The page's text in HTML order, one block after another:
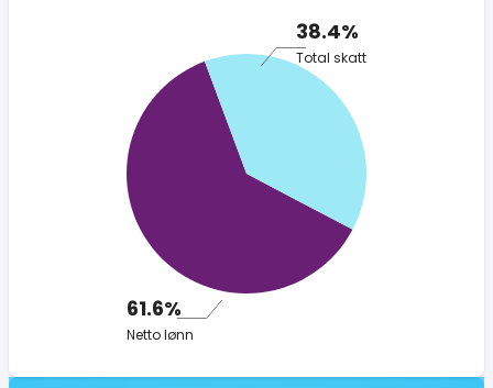
38.4%
Total skatt
61.6%
Netto lønn